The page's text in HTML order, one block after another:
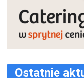
Ostatnie